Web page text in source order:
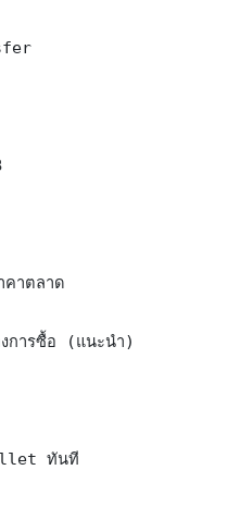
าตลาด
ารซื้อ (แนะนำ)
ทันที